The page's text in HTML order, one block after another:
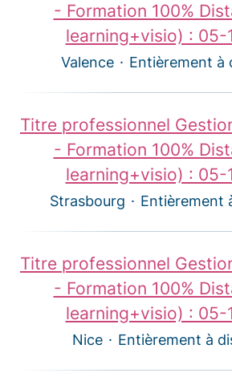
- Formation 100%
learning+visio) : 05-
Valence · Entièrement à
Titre professionnel
- Formation 100%
learning+visio) : 05-
Strasbourg · Entièrement
Titre professionnel
- Formation 100%
learning+visio) : 05-
Nice · Entièrement à